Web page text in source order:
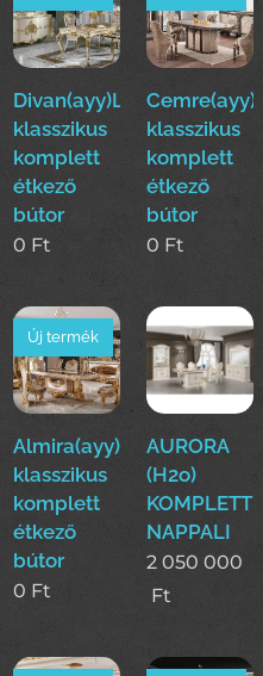
Divan(ayy)Luxus
klasszikus
komplett
étkező
bútor
0 Ft
klasszikus
komplett
étkező
bútor
0 Ft
Almira(ayy)Luxus
klasszikus
komplett
étkező
bútor
Új termék
0 Ft
AURORA
(H2o)
KOMPLETT
NAPPALI
2 050 000
Ft